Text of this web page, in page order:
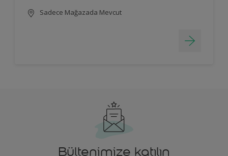
Sadece Mağazada Mevcut
Bültenimize katılın